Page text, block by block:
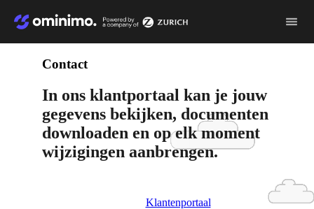
Contact
In ons klantportaal kan je jouw
gegevens bekijken, documenten
downloaden en op elk moment
wijzigingen aanbrengen.
Klantenportaal